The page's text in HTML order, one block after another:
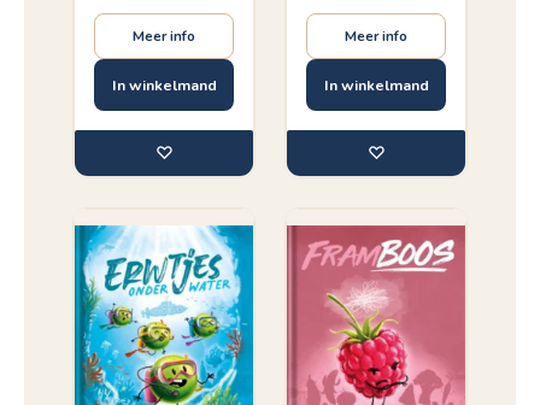
Meer info
In winkelmand
♡
Meer info
In winkelmand
♡